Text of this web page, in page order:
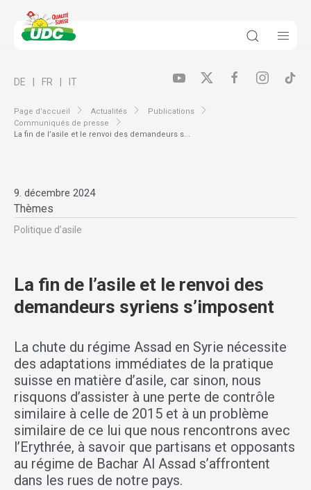
Page d’accueil Actualités
Publications
Communiqués de presse
La fin de l’asile et le renvoi des demandeurs s...
DE FR IT
9. décembre 2024
Thèmes
Politique d’asile
La fin de l’asile et le renvoi des
demandeurs syriens s’imposent
La chute du régime Assad en Syrie nécessite
des adaptations immédiates de la pratique
suisse en matière d’asile, car sinon, nous
risquons d’assister à une perte de contrôle
similaire à celle de 2015 et à un problème
similaire de ce lui que nous rencontrons avec
l’Erythrée, à savoir que partisans et opposants
au régime de Bachar Al Assad s’affrontent
dans les rues de notre pays.